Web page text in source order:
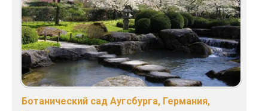
Ботанический сад Аугсбурга, Германия,